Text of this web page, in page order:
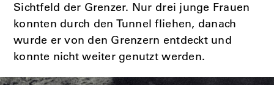
Sichtfeld der Grenzer. Nur drei junge Frauen
konnten durch den Tunnel fliehen, danach
wurde er von den Grenzern entdeckt und
konnte nicht weiter genutzt werden.